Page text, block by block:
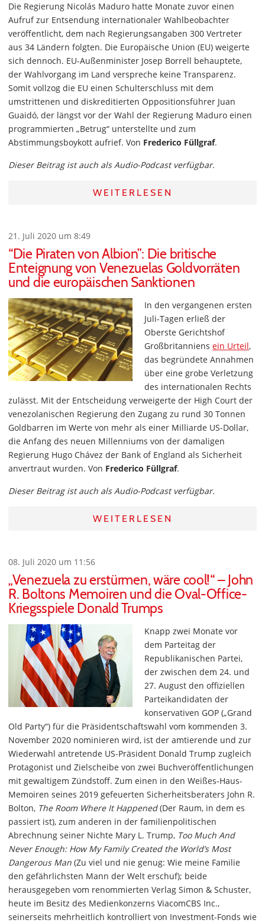
Die Regierung Nicolás Maduro hatte Monate zuvor einen
Aufruf zur Entsendung internationaler Wahlbeobachter
veröffentlicht, dem nach Regierungsangaben 300 Vertreter
aus 34 Ländern folgten. Die Europäische Union (EU) weigerte
sich dennoch. EU-Außenminister Josep Borrell behauptete,
der Wahlvorgang im Land verspreche keine Transparenz.
Somit vollzog die EU einen Schulterschluss mit dem
umstrittenen und diskreditierten Oppositionsführer Juan
Guaidó, der längst vor der Wahl der Regierung Maduro einen
programmierten „Betrug“ unterstellte und zum
Abstimmungsboykott aufrief. Von Frederico Füllgraf.
Dieser Beitrag ist auch als Audio-Podcast verfügbar.
WEITERLESEN
21. Juli 2020 um 8:49
“Die Piraten von Albion”: Die britische
Enteignung von Venezuelas Goldvorräten
und die europäischen Sanktionen
In den vergangenen ersten
Juli-Tagen erließ der
Oberste Gerichtshof
Großbritanniens ein Urteil,
das begründete Annahmen
über eine grobe Verletzung
des internationalen Rechts
zulässt. Mit der Entscheidung verweigerte der High Court der
venezolanischen Regierung den Zugang zu rund 30 Tonnen
Goldbarren im Werte von mehr als einer Milliarde US-Dollar,
die Anfang des neuen Millenniums von der damaligen
Regierung Hugo Chávez der Bank of England als Sicherheit
anvertraut wurden. Von Frederico Füllgraf.
Dieser Beitrag ist auch als Audio-Podcast verfügbar.
WEITERLESEN
08. Juli 2020 um 11:56
„Venezuela zu erstürmen, wäre cool!“ – John
R. Boltons Memoiren und die Oval-Office-
Kriegsspiele Donald Trumps
Knapp zwei Monate vor
dem Parteitag der
Republikanischen Partei,
der zwischen dem 24. und
27. August den offiziellen
Parteikandidaten der
konservativen GOP („Grand
Old Party“) für die Präsidentschaftswahl vom kommenden 3.
November 2020 nominieren wird, ist der amtierende und zur
Wiederwahl antretende US-Präsident Donald Trump zugleich
Protagonist und Zielscheibe von zwei Buchveröffentlichungen
mit gewaltigem Zündstoff. Zum einen in den Weißes-Haus-
Memoiren seines 2019 gefeuerten Sicherheitsberaters John R.
Bolton, The Room Where It Happened(Der Raum, in dem es
passiert ist), zum anderen in der familienpolitischen
Abrechnung seiner Nichte Mary L. Trump, Too Much And
Never Enough: How My Family Created the World’s Most
Dangerous Man (Zu viel und nie genug: Wie meine Familie
den gefährlichsten Mann der Welt erschuf); beide
herausgegeben vom renommierten Verlag Simon & Schuster,
heute im Besitz des Medienkonzerns ViacomCBS Inc.,
seinerseits mehrheitlich kontrolliert von Investment-Fonds wie